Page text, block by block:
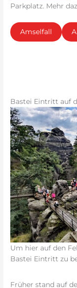
Parkplatz. Mehr
Amselfall
Bastei Eintritt auf
Um hier auf den
Bastei Eintritt zu
Früher stand auf